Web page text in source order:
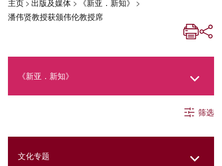
主页> 出版及媒体 > 《新亚．新知》 >
潘伟贤教授获颁伟伦教授席
《新亚．新知》
社交媒体专栏
筛选
文化专题